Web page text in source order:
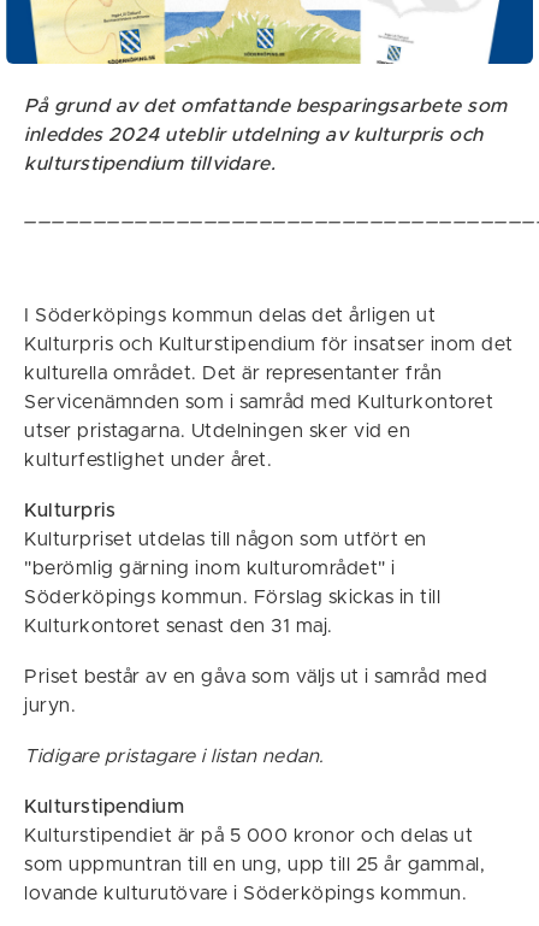
På grund av det omfattande besparingsarbete som
inleddes 2024 uteblir utdelning av kulturpris och
kulturstipendium tillvidare.
I Söderköpings kommun delas det årligen ut
Kulturpris och Kulturstipendium för insatser inom det
kulturella området. Det är representanter från
Servicenämnden som i samråd med Kulturkontoret
utser pristagarna. Utdelningen sker vid en
kulturfestlighet under året.
Kulturpris
Kulturpriset utdelas till någon som utfört en
"berömlig gärning inom kulturområdet" i
Söderköpings kommun. Förslag skickas in till
Kulturkontoret senast den 31 maj.
Priset består av en gåva som väljs ut i samråd med
juryn.
Tidigare pristagare i listan nedan.
Kulturstipendium
Kulturstipendiet är på 5 000 kronor och delas ut
som uppmuntran till en ung, upp till 25 år gammal,
lovande kulturutövare i Söderköpings kommun.